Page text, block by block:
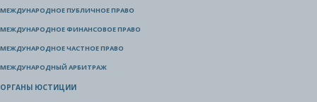
МЕЖДУНАРОДНОЕ ПУБЛИЧНОЕ ПРАВО
МЕЖДУНАРОДНОЕ ФИНАНСОВОЕ ПРАВО
МЕЖДУНАРОДНОЕ ЧАСТНОЕ ПРАВО
МЕЖДУНАРОДНЫЙ АРБИТРАЖ
ОРГАНЫ ЮСТИЦИИ